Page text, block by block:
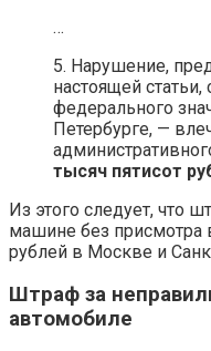
…
5. Нарушение,
настоящей
федерального
Петербурге, —
тысяч пятисот
Из этого следует, что
машине без присмотра
рублей в Москве и
Штраф за
автомобиле